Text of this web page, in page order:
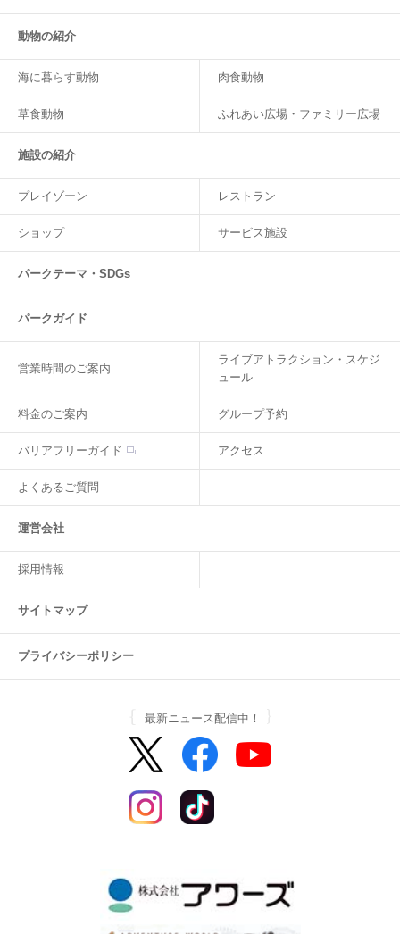
動物の紹介
海に暮らす動物 肉食動物
草食動物 ふれあい広場・ファミリー広場
施設の紹介
プレイゾーン レストラン
ショップ サービス施設
パークテーマ・SDGs
パークガイド
営業時間のご案内
ライブアトラクション・スケジ
ュール
料金のご案内 グループ予約
バリアフリーガイド アクセス
よくあるご質問
運営会社
採用情報
サイトマップ
プライバシーポリシー
最新ニュース配信中！